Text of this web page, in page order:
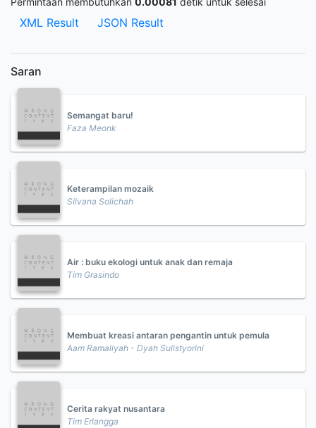
XML Result JSON Result
Saran
Semangat baru!
Faza Meonk
Keterampilan mozaik
Silvana Solichah
Air : buku ekologi untuk anak dan remaja
Tim Grasindo
Membuat kreasi antaran pengantin untuk pemula
Aam Ramaliyah - Dyah Sulistyorini
Cerita rakyat nusantara
Tim Erlangga